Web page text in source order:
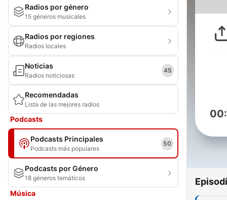
Radios por género
15 géneros musicales
Radios por regiones
Radios locales
Noticias
Radios noticiosas
45
Recomendadas
Lista de las mejores radios
Podcasts
Podcasts Principales
Podcasts más populares
50
Podcasts por Género
18 géneros temáticos
Música